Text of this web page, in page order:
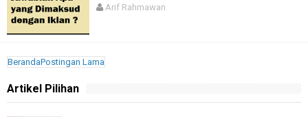
Arif Rahmawan
Postingan Lama
Beranda
Artikel Pilihan